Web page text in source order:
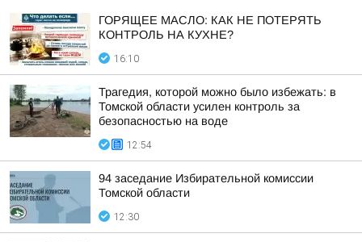
ГОРЯЩЕЕ МАСЛО: КАК НЕ ПОТЕРЯТЬ
КОНТРОЛЬ НА КУХНЕ?
16:10
Трагедия, которой можно было избежать: в
Томской области усилен контроль за
безопасностью на воде
12:54
94 заседание Избирательной комиссии
Томской области
12:30